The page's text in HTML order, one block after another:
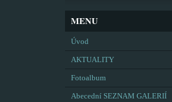
MENU
Úvod
AKTUALITY
Fotoalbum
Abecední SEZNAM GALERIÍ